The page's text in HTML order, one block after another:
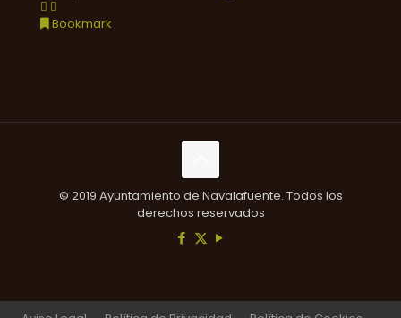
Bookmark
© 2019 Ayuntamiento de Navalafuente. Todos los
derechos reservados